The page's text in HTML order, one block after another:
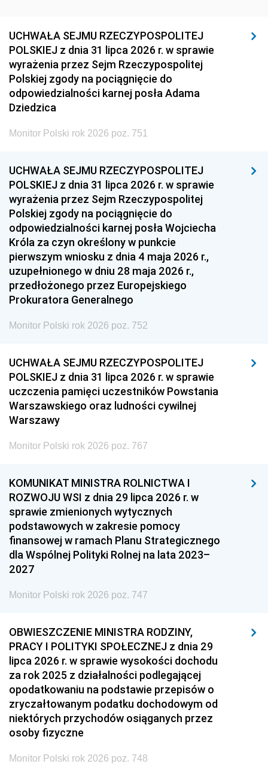
UCHWAŁA SEJMU RZECZYPOSPOLITEJ
POLSKIEJ z dnia 31 lipca 2026 r. w sprawie
wyrażenia przez Sejm Rzeczypospolitej
Polskiej zgody na pociągnięcie do
odpowiedzialności karnej posła Adama
Dziedzica
Monitor Polski rok 2026 poz. 751
UCHWAŁA SEJMU RZECZYPOSPOLITEJ
POLSKIEJ z dnia 31 lipca 2026 r. w sprawie
wyrażenia przez Sejm Rzeczypospolitej
Polskiej zgody na pociągnięcie do
odpowiedzialności karnej posła Wojciecha
Króla za czyn określony w punkcie
pierwszym wniosku z dnia 4 maja 2026 r.,
uzupełnionego w dniu 28 maja 2026 r.,
przedłożonego przez Europejskiego
Prokuratora Generalnego
Monitor Polski rok 2026 poz. 752
UCHWAŁA SEJMU RZECZYPOSPOLITEJ
POLSKIEJ z dnia 31 lipca 2026 r. w sprawie
uczczenia pamięci uczestników Powstania
Warszawskiego oraz ludności cywilnej
Warszawy
Monitor Polski rok 2026 poz. 767
KOMUNIKAT MINISTRA ROLNICTWA I
ROZWOJU WSI z dnia 29 lipca 2026 r. w
sprawie zmienionych wytycznych
podstawowych w zakresie pomocy
finansowej w ramach Planu Strategicznego
dla Wspólnej Polityki Rolnej na lata 2023–
2027
Monitor Polski rok 2026 poz. 747
OBWIESZCZENIE MINISTRA RODZINY,
PRACY I POLITYKI SPOŁECZNEJ z dnia 29
lipca 2026 r. w sprawie wysokości dochodu
za rok 2025 z działalności podlegającej
opodatkowaniu na podstawie przepisów o
zryczałtowanym podatku dochodowym od
niektórych przychodów osiąganych przez
osoby fizyczne
Monitor Polski rok 2026 poz. 748